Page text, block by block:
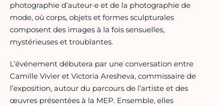
photographie d’auteur·e et de la photographie de
mode, où corps, objets et formes sculpturales
composent des images à la fois sensuelles,
mystérieuses et troublantes.
L’événement débutera par une conversation entre
Camille Vivier et Victoria Aresheva, commissaire de
l’exposition, autour du parcours de l’artiste et des
œuvres présentées à la MEP. Ensemble, elles